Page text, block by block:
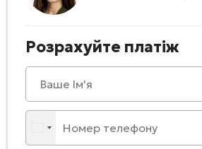
Розрахуйте платіж